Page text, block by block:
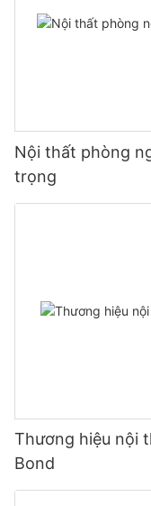
Nội thất phòng
trọng
Thương hiệu nội
Bond